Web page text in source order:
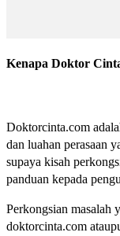
Kenapa Doktor
Doktorcinta.com
dan luahan perasaan
supaya kisah
panduan kepada
Perkongsian masalah
doktorcinta.com